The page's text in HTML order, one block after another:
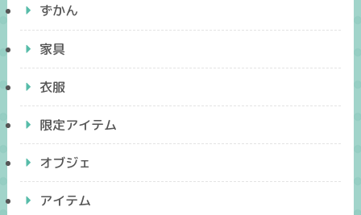
ずかん
家具
衣服
限定アイテム
オブジェ
アイテム